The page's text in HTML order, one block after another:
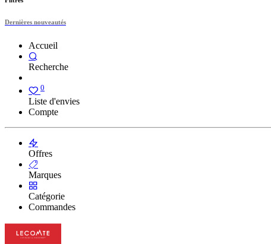
Dernières nouveautés
Accueil
Recherche
0
Liste d'envies
Compte
Offres
Marques
Catégorie
Commandes